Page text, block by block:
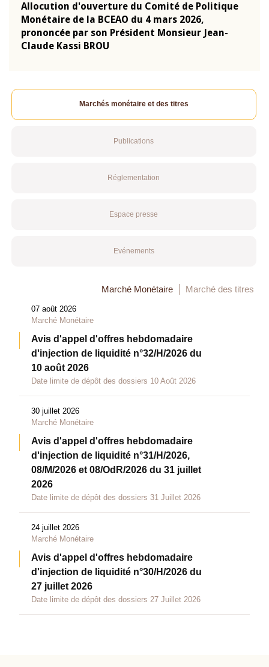
Allocution d'ouverture du Comité de Politique
Monétaire de la BCEAO du 4 mars 2026,
prononcée par son Président Monsieur Jean-
Claude Kassi BROU
Marchés monétaire et des titres
Publications
Réglementation
Espace presse
Evénements
Marché Monétaire Marché des titres
07 août 2026
Marché Monétaire
Avis d'appel d'offres hebdomadaire
d'injection de liquidité n°32/H/2026 du
10 août 2026
Date limite de dépôt des dossiers 10 Août 2026
30 juillet 2026
Marché Monétaire
Avis d'appel d'offres hebdomadaire
d'injection de liquidité n°31/H/2026,
08/M/2026 et 08/OdR/2026 du 31 juillet
2026
Date limite de dépôt des dossiers 31 Juillet 2026
24 juillet 2026
Marché Monétaire
Avis d'appel d'offres hebdomadaire
d'injection de liquidité n°30/H/2026 du
27 juillet 2026
Date limite de dépôt des dossiers 27 Juillet 2026